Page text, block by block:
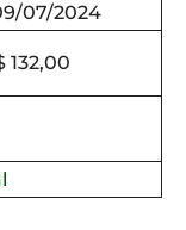
07/2024
132,00